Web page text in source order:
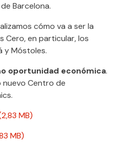
Barcelona.
cómo va a ser la
Cero, en particular, los
y Móstoles.
oportunidad económica.
Centro de
MB)
MB)